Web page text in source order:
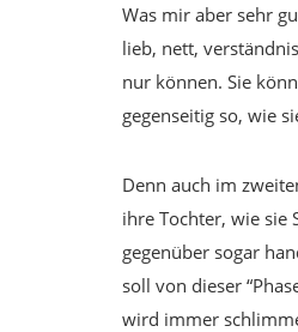
Was mir aber sehr
lieb, nett,
nur können. Sie
gegenseitig so, wie
Denn auch im
ihre Tochter, wie sie
gegenüber sogar
soll von dieser
wird immer